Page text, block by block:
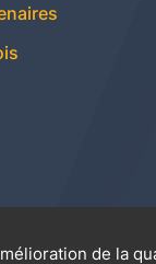
Règlement
de la